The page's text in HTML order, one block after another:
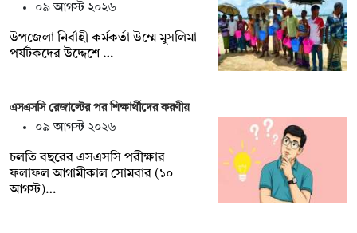
০৯ আগস্ট ২০২৬
‎উপজেলা নির্বাহী কর্মকর্তা উম্মে মুসলিমা
পর্যটকদের উদ্দেশে …
এসএসসি রেজাল্টের পর শিক্ষার্থীদের করণীয়
০৯ আগস্ট ২০২৬
চলতি বছরের এসএসসি পরীক্ষার
ফলাফল আগামীকাল সোমবার (১০
আগস্ট)…